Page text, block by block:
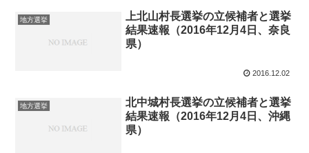
地方選挙
上北山村長選挙の立候補者と選挙
結果速報（2016年12月4日、奈良
県）
2016.12.02
地方選挙
北中城村長選挙の立候補者と選挙
結果速報（2016年12月4日、沖縄
県）